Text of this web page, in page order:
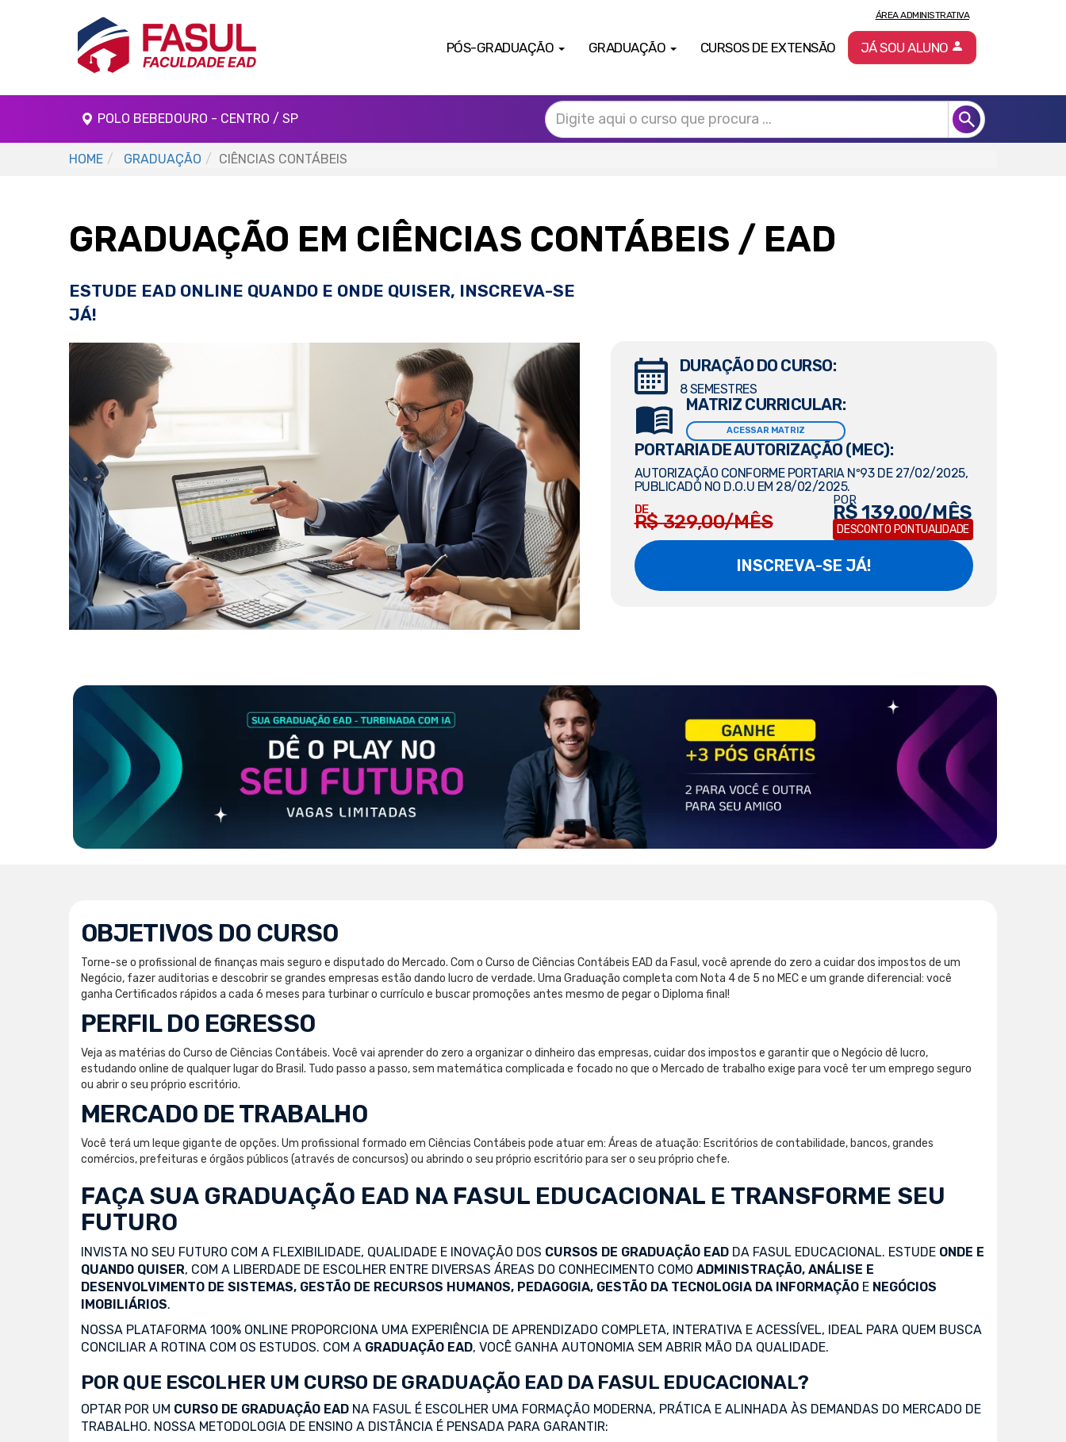
PÓS-GRADUAÇÃO GRADUAÇÃO CURSOS DE EXTENSÃO
ÁREA ADMINISTRATIVA
JÁ SOU ALUNO
POLO BEBEDOURO - CENTRO / SP
HOME GRADUAÇÃO CIÊNCIAS CONTÁBEIS
GRADUAÇÃO EM CIÊNCIAS CONTÁBEIS / EAD
ESTUDE EAD ONLINE QUANDO E ONDE QUISER, INSCREVA-SE
JÁ!
DURAÇÃO DO CURSO:
8 SEMESTRES
MATRIZ CURRICULAR:
ACESSAR MATRIZ
PORTARIA DE AUTORIZAÇÃO (MEC):
AUTORIZAÇÃO CONFORME PORTARIA Nº93 DE 27/02/2025,
PUBLICADO NO D.O.U EM 28/02/2025.
DE
R$ 329,00/MÊS
POR
R$ 139,00/MÊS
DESCONTO PONTUALIDADE
INSCREVA-SE JÁ!
OBJETIVOS DO CURSO
Torne-se o profissional de finanças mais seguro e disputado do Mercado. Com o Curso de Ciências Contábeis EAD da Fasul, você aprende do zero a cuidar dos impostos de um
Negócio, fazer auditorias e descobrir se grandes empresas estão dando lucro de verdade. Uma Graduação completa com Nota 4 de 5 no MEC e um grande diferencial: você
ganha Certificados rápidos a cada 6 meses para turbinar o currículo e buscar promoções antes mesmo de pegar o Diploma final!
PERFIL DO EGRESSO
Veja as matérias do Curso de Ciências Contábeis. Você vai aprender do zero a organizar o dinheiro das empresas, cuidar dos impostos e garantir que o Negócio dê lucro,
estudando online de qualquer lugar do Brasil. Tudo passo a passo, sem matemática complicada e focado no que o Mercado de trabalho exige para você ter um emprego seguro
ou abrir o seu próprio escritório.
MERCADO DE TRABALHO
Você terá um leque gigante de opções. Um profissional formado em Ciências Contábeis pode atuar em: Áreas de atuação: Escritórios de contabilidade, bancos, grandes
comércios, prefeituras e órgãos públicos (através de concursos) ou abrindo o seu próprio escritório para ser o seu próprio chefe.
FAÇA SUA GRADUAÇÃO EAD NA FASUL EDUCACIONAL E TRANSFORME SEU
FUTURO
INVISTA NO SEU FUTURO COM A FLEXIBILIDADE, QUALIDADE E INOVAÇÃO DOS CURSOS DE GRADUAÇÃO EAD DA FASUL EDUCACIONAL. ESTUDE ONDE E
QUANDO QUISER, COM A LIBERDADE DE ESCOLHER ENTRE DIVERSAS ÁREAS DO CONHECIMENTO COMO ADMINISTRAÇÃO, ANÁLISE E
DESENVOLVIMENTO DE SISTEMAS, GESTÃO DE RECURSOS HUMANOS, PEDAGOGIA, GESTÃO DA TECNOLOGIA DA INFORMAÇÃO E NEGÓCIOS
IMOBILIÁRIOS.
NOSSA PLATAFORMA 100% ONLINE PROPORCIONA UMA EXPERIÊNCIA DE APRENDIZADO COMPLETA, INTERATIVA E ACESSÍVEL, IDEAL PARA QUEM BUSCA
CONCILIAR A ROTINA COM OS ESTUDOS. COM A GRADUAÇÃO EAD, VOCÊ GANHA AUTONOMIA SEM ABRIR MÃO DA QUALIDADE.
POR QUE ESCOLHER UM CURSO DE GRADUAÇÃO EAD DA FASUL EDUCACIONAL?
OPTAR POR UM CURSO DE GRADUAÇÃO EAD NA FASUL É ESCOLHER UMA FORMAÇÃO MODERNA, PRÁTICA E ALINHADA ÀS DEMANDAS DO MERCADO DE
TRABALHO. NOSSA METODOLOGIA DE ENSINO A DISTÂNCIA É PENSADA PARA GARANTIR: